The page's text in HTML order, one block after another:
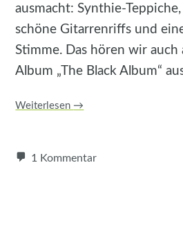
ausmacht: Synthie-
schöne Gitarrenriffs und
Stimme. Das hören wir
Album „The Black Album“
Weiterlesen →
1 Kommentar